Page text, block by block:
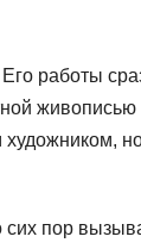
работы
живописью
сих пор